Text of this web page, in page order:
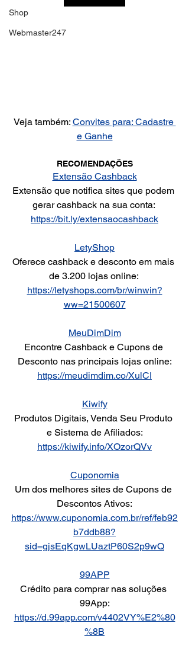
Shop
Webmaster247
Veja também: Convites para: Cadastre
e Ganhe
RECOMENDAÇÕES
Extensão Cashback
Extensão que notifica sites que podem
gerar cashback na sua conta:
https://bit.ly/extensaocashback
LetyShop
Oferece cashback e desconto em mais
de 3.200 lojas online:
https://letyshops.com/br/winwin?
ww=21500607
MeuDimDim
Encontre Cashback e Cupons de
Desconto nas principais lojas online:
https://meudimdim.co/XulCI
Kiwify
Produtos Digitais, Venda Seu Produto
e Sistema de Afiliados:
https://kiwify.info/XOzorQVv
Cuponomia
Um dos melhores sites de Cupons de
Descontos Ativos:
https://www.cuponomia.com.br/ref/feb92
b7ddb88?
sid=gjsEqKgwLUaztP60S2p9wQ
99APP
Crédito para comprar nas soluções
99App:
https://d.99app.com/v4402VY%E2%80
%8B